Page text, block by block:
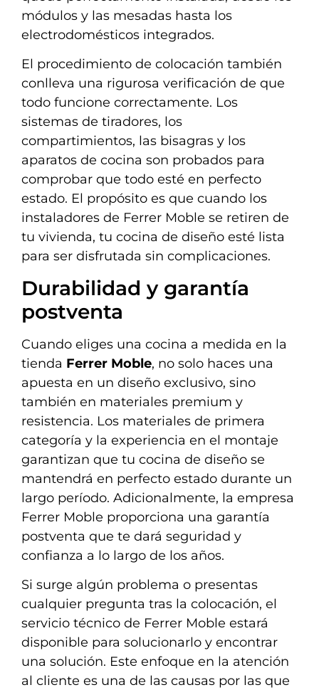
módulos y las mesadas hasta los
electrodomésticos integrados.
El procedimiento de colocación también
conlleva una rigurosa verificación de que
todo funcione correctamente. Los
sistemas de tiradores, los
compartimientos, las bisagras y los
aparatos de cocina son probados para
comprobar que todo esté en perfecto
estado. El propósito es que cuando los
instaladores de Ferrer Moble se retiren de
tu vivienda, tu cocina de diseño esté lista
para ser disfrutada sin complicaciones.
Durabilidad y garantía
postventa
Cuando eliges una cocina a medida en la
tienda Ferrer Moble, no solo haces una
apuesta en un diseño exclusivo, sino
también en materiales premium y
resistencia. Los materiales de primera
categoría y la experiencia en el montaje
garantizan que tu cocina de diseño se
mantendrá en perfecto estado durante un
largo período. Adicionalmente, la empresa
Ferrer Moble proporciona una garantía
postventa que te dará seguridad y
confianza a lo largo de los años.
Si surge algún problema o presentas
cualquier pregunta tras la colocación, el
servicio técnico de Ferrer Moble estará
disponible para solucionarlo y encontrar
una solución. Este enfoque en la atención
al cliente es una de las causas por las que